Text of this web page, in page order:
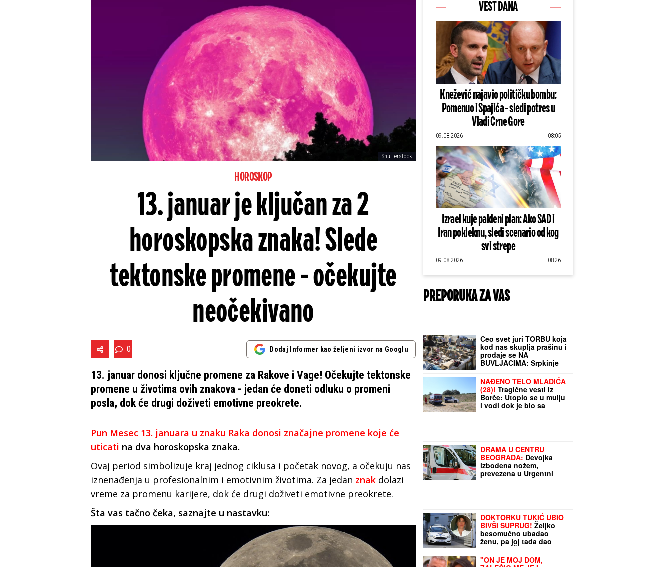
Shutterstock
HOROSKOP
13. januar je ključan za 2
horoskopska znaka! Slede
tektonske promene - očekujte
neočekivano
0 Dodaj Informer kao željeni izvor na Googlu
13. januar donosi ključne promene za Rakove i Vage! Očekujte tektonske
promene u životima ovih znakova - jedan će doneti odluku o promeni
posla, dok će drugi doživeti emotivne preokrete.
Pun Mesec 13. januara u znaku Raka donosi značajne promene koje će
uticati na dva horoskopska znaka.
Ovaj period simbolizuje kraj jednog ciklusa i početak novog, a očekuju nas
iznenađenja u profesionalnim i emotivnim životima. Za jedan znak dolazi
vreme za promenu karijere, dok će drugi doživeti emotivne preokrete.
Šta vas tačno čeka, saznajte u nastavku:
VEST DANA
Knežević najavio političku bombu:
Pomenuo i Spajića - sledi potres u
Vladi Crne Gore
09.08.2026 08:05
Izrael kuje pakleni plan: Ako SAD i
Iran pokleknu, sledi scenario od kog
svi strepe
09.08.2026 08:26
PREPORUKA ZA VAS
Ceo svet juri TORBU koja
kod nas skuplja prašinu i
prodaje se NA
BUVLJACIMA: Srpkinje
sada je opet najtraženiji
komad!
NAĐENO TELO MLADIĆA
(28)! Tragične vesti iz
Borče: Utopio se u mulju
i vodi dok je bio sa
DRAMA U CENTRU
BEOGRADA: Devojka
izbodena nožem,
prevezena u Urgentni
DOKTORKU TUKIĆ UBIO
BIVŠI SUPRUG! Željko
besomučno ubadao
ženu, pa joj tada dao
SRAMNU ČITULJU: "Adio,
voljena!"
"ON JE MOJ DOM,